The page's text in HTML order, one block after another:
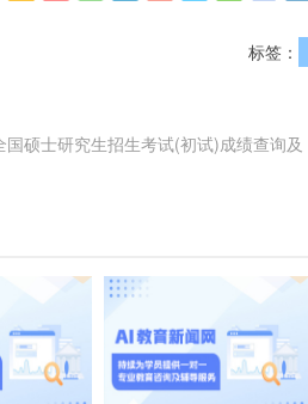
标签：
硕士研究生招生考试(初试)成绩查询及